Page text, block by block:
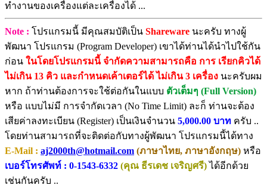
ทำงานของเครื่องแต่ละเครื่องได้ ...
Note : โปรแกรมนี้ มีคุณสมบัติเป็น Shareware นะครับ ทางผู้
พัฒนา โปรแกรม (Program Developer) เขาได้ท่านได้นำไปใช้กัน
ก่อน ในโดยโปรแกรมนี้ จำกัดความสามารถคือ การ เรียกคิวได้
ไม่เกิน 13 คิว และกำหนดเค้าเตอร์ได้ ไม่เกิน 3 เครื่อง นะครับผม
หาก ถ้าท่านต้องการจะใช้ต่อกันในแบบ ตัวเต็มๆ (Full Version)
หรือ แบบไม่มี การจำกัดเวลา (No Time Limit) ละก็ ท่านจะต้อง
เสียค่าลงทะเบียน (Register) เป็นเงินจำนวน 5,000.00 บาท ครับ ..
โดยท่านสามารถที่จะติดต่อกับทางผู้พัฒนา โปรแกรมนี้ได้ทาง
E-Mail : aj2000th@hotmail.com (ภาษาไทย, ภาษาอังกฤษ) หรือ
เบอร์โทรศัพท์ : 0-1543-6332 (คุณ ธีรเดช เจริญศรี) ได้อีกด้วย
เช่นกันครับ ..